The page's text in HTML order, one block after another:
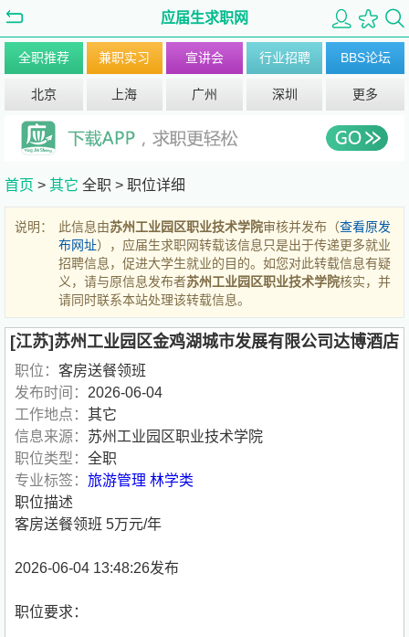
应届生求职网
全职推荐 兼职实习 宣讲会 行业招聘 BBS论坛
北京 上海 广州 深圳 更多
首页 > 其它 全职 > 职位详细
说明： 此信息由苏州工业园区职业技术学院审核并发布（查看原发
布网址），应届生求职网转载该信息只是出于传递更多就业
招聘信息，促进大学生就业的目的。如您对此转载信息有疑
义，请与原信息发布者苏州工业园区职业技术学院核实，并
请同时联系本站处理该转载信息。
[江苏]苏州工业园区金鸡湖城市发展有限公司达博酒店
职位： 客房送餐领班
发布时间： 2026-06-04
工作地点： 其它
信息来源： 苏州工业园区职业技术学院
职位类型： 全职
专业标签： 旅游管理 林学类
职位描述
客房送餐领班 5万元/年
2026-06-04 13:48:26发布
职位要求：